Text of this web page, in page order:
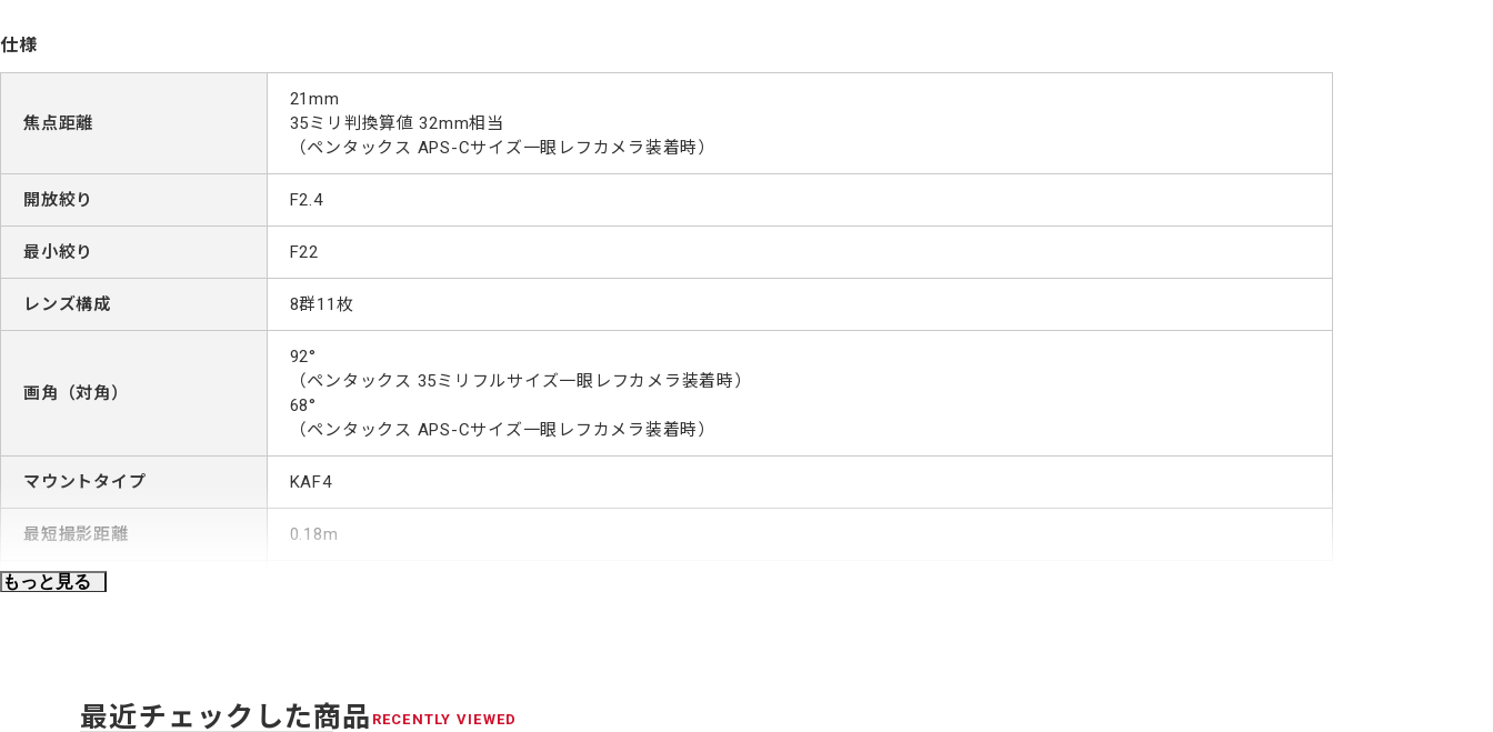
雨天や霧の中、水しぶきのかかるシーンでも信頼性の高い防滴構造
水際での撮影、突然の降雨。悪条件を乗り越えるため、防滴構造を採用。カメラボディを装着するためのマウント部、フォーカスリングなどの可動部も雨滴が侵入しにく
仕様
焦点距離
21mm
35ミリ判換算値 32mm相当
（ペンタックス APS-Cサイズ一眼レフカメラ装着時）
開放絞り F2.4
最小絞り F22
レンズ構成 8群11枚
画角（対角）
92°
（ペンタックス 35ミリフルサイズ一眼レフカメラ装着時）
68°
（ペンタックス APS-Cサイズ一眼レフカメラ装着時）
マウントタイプ KAF4
最短撮影距離 0.18m
最大撮影倍率
光量調節方式
完全自動絞り
もっと見る
最近チェックした商品 RECENTLY VIEWED